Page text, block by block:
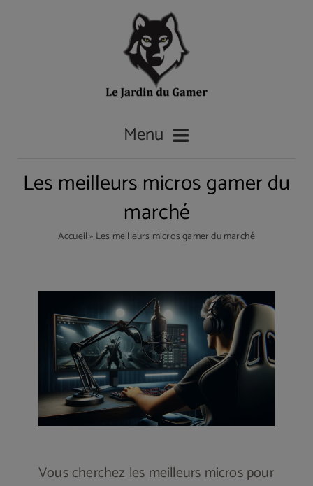
Menu
Accueil
Les souris gamer
Les chaises gamers
Les meilleurs micros gamer du
marché
Accueil» Les meilleurs micros gamer du marché
Vous cherchez les meilleurs micros pour